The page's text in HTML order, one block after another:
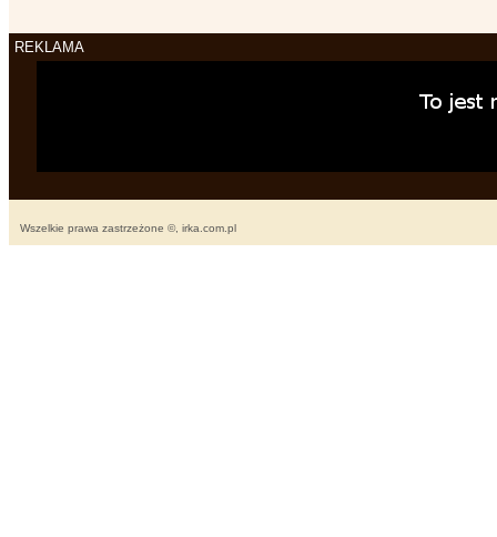
REKLAMA
Wszelkie prawa zastrzeżone ©, irka.com.pl